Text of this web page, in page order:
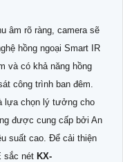
âm rõ ràng, camera sẽ
hồng ngoại Smart IR
và có khả năng hồng
công trình ban đêm.
lựa chọn lý tưởng cho
được cung cấp bởi An
suất cao. Để cải thiện
sắc nét KX-